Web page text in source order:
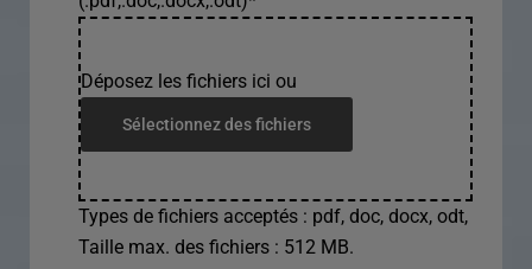
Déposez les fichiers ici ou
Sélectionnez des fichiers
Types de fichiers acceptés : pdf, doc, docx, odt,
Taille max. des fichiers : 512 MB.